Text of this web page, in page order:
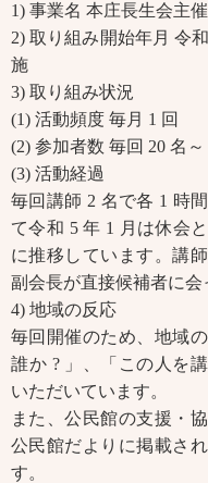
1) 事業名 本庄長生会主催
2) 取り組み開始年月 令
施
3) 取り組み状況
(1) 活動頻度 毎月 1 回
(2) 参加者数 毎回 20 名
(3) 活動経過
毎回講師 2 名で各 1 時
て令和 5 年 1 月は休会
に推移しています。講
副会長が直接候補者に会
4) 地域の反応
毎回開催のため、地域
誰か ? 」、「この人を
いただいています。
また、公民館の支援・
公民館だよりに掲載さ
す。